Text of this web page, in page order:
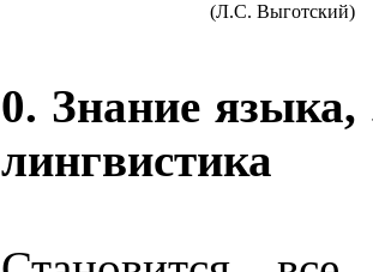
(Л.С. Выготский)
0. Знание языка,
лингвистика